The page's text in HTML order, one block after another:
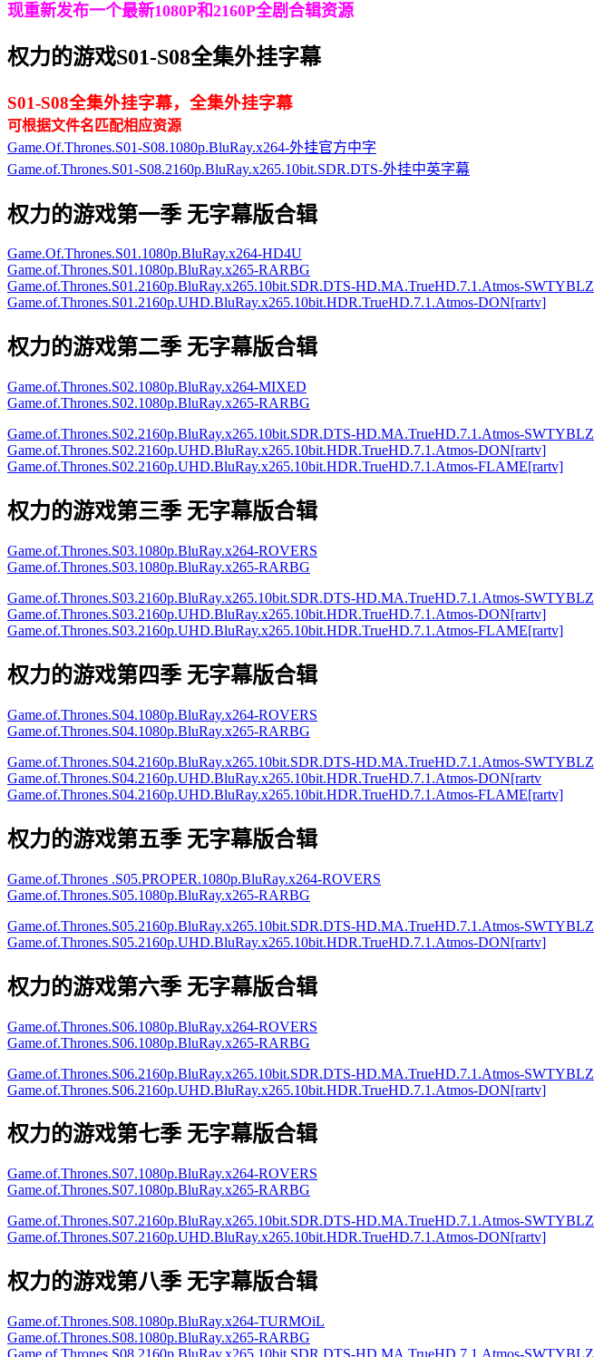
现重新发布一个最新1080P和2160P全剧合辑资源
权力的游戏S01-S08全集外挂字幕
S01-S08全集外挂字幕，全集外挂字幕
可根据文件名匹配相应资源
Game.Of.Thrones.S01-S08.1080p.BluRay.x264-外挂官方中字
Game.of.Thrones.S01-S08.2160p.BluRay.x265.10bit.SDR.DTS-外挂中英字幕
权力的游戏第一季 无字幕版合辑
Game.Of.Thrones.S01.1080p.BluRay.x264-HD4U
Game.of.Thrones.S01.1080p.BluRay.x265-RARBG
Game.of.Thrones.S01.2160p.BluRay.x265.10bit.SDR.DTS-HD.MA.TrueHD.7.1.Atmos-SWTYBLZ
Game.of.Thrones.S01.2160p.UHD.BluRay.x265.10bit.HDR.TrueHD.7.1.Atmos-DON[rartv]
权力的游戏第二季 无字幕版合辑
Game.of.Thrones.S02.1080p.BluRay.x264-MIXED
Game.of.Thrones.S02.1080p.BluRay.x265-RARBG
Game.of.Thrones.S02.2160p.BluRay.x265.10bit.SDR.DTS-HD.MA.TrueHD.7.1.Atmos-SWTYBLZ
Game.of.Thrones.S02.2160p.UHD.BluRay.x265.10bit.HDR.TrueHD.7.1.Atmos-DON[rartv]
Game.of.Thrones.S02.2160p.UHD.BluRay.x265.10bit.HDR.TrueHD.7.1.Atmos-FLAME[rartv]
权力的游戏第三季 无字幕版合辑
Game.of.Thrones.S03.1080p.BluRay.x264-ROVERS
Game.of.Thrones.S03.1080p.BluRay.x265-RARBG
Game.of.Thrones.S03.2160p.BluRay.x265.10bit.SDR.DTS-HD.MA.TrueHD.7.1.Atmos-SWTYBLZ
Game.of.Thrones.S03.2160p.UHD.BluRay.x265.10bit.HDR.TrueHD.7.1.Atmos-DON[rartv]
Game.of.Thrones.S03.2160p.UHD.BluRay.x265.10bit.HDR.TrueHD.7.1.Atmos-FLAME[rartv]
权力的游戏第四季 无字幕版合辑
Game.of.Thrones.S04.1080p.BluRay.x264-ROVERS
Game.of.Thrones.S04.1080p.BluRay.x265-RARBG
Game.of.Thrones.S04.2160p.BluRay.x265.10bit.SDR.DTS-HD.MA.TrueHD.7.1.Atmos-SWTYBLZ
Game.of.Thrones.S04.2160p.UHD.BluRay.x265.10bit.HDR.TrueHD.7.1.Atmos-DON[rartv
Game.of.Thrones.S04.2160p.UHD.BluRay.x265.10bit.HDR.TrueHD.7.1.Atmos-FLAME[rartv]
权力的游戏第五季 无字幕版合辑
Game.of.Thrones .S05.PROPER.1080p.BluRay.x264-ROVERS
Game.of.Thrones.S05.1080p.BluRay.x265-RARBG
Game.of.Thrones.S05.2160p.BluRay.x265.10bit.SDR.DTS-HD.MA.TrueHD.7.1.Atmos-SWTYBLZ
Game.of.Thrones.S05.2160p.UHD.BluRay.x265.10bit.HDR.TrueHD.7.1.Atmos-DON[rartv]
权力的游戏第六季 无字幕版合辑
Game.of.Thrones.S06.1080p.BluRay.x264-ROVERS
Game.of.Thrones.S06.1080p.BluRay.x265-RARBG
Game.of.Thrones.S06.2160p.BluRay.x265.10bit.SDR.DTS-HD.MA.TrueHD.7.1.Atmos-SWTYBLZ
Game.of.Thrones.S06.2160p.UHD.BluRay.x265.10bit.HDR.TrueHD.7.1.Atmos-DON[rartv]
权力的游戏第七季 无字幕版合辑
Game.of.Thrones.S07.1080p.BluRay.x264-ROVERS
Game.of.Thrones.S07.1080p.BluRay.x265-RARBG
Game.of.Thrones.S07.2160p.BluRay.x265.10bit.SDR.DTS-HD.MA.TrueHD.7.1.Atmos-SWTYBLZ
Game.of.Thrones.S07.2160p.UHD.BluRay.x265.10bit.HDR.TrueHD.7.1.Atmos-DON[rartv]
权力的游戏第八季 无字幕版合辑
Game.of.Thrones.S08.1080p.BluRay.x264-TURMOiL
Game.of.Thrones.S08.1080p.BluRay.x265-RARBG